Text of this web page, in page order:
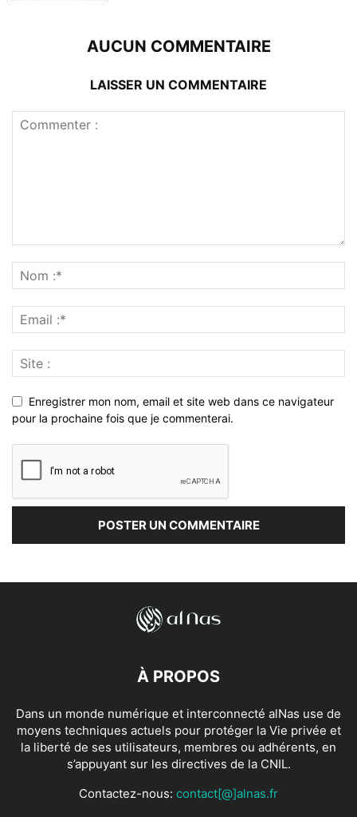
AUCUN COMMENTAIRE
LAISSER UN COMMENTAIRE
Enregistrer mon nom, email et site web dans ce navigateur
pour la prochaine fois que je commenterai.
À PROPOS
Dans un monde numérique et interconnecté alNas use de
moyens techniques actuels pour protéger la Vie privée et
la liberté de ses utilisateurs, membres ou adhérents, en
s’appuyant sur les directives de la CNIL.
Contactez-nous: contact[@]alnas.fr